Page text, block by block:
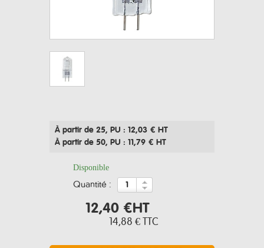
À partir de 25, PU : 12,03 € HT
À partir de 50, PU : 11,79 € HT
Disponible
quantité :
12,40 €HT
14,88 € TTC